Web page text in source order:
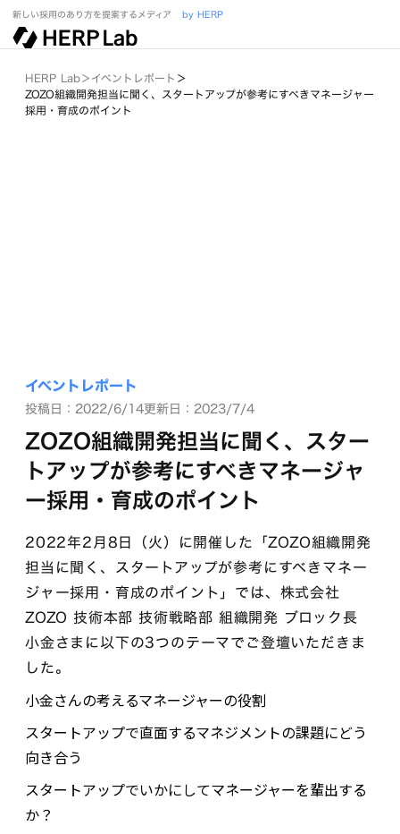
新しい採用のあり方を提案するメディア by HERP
HERP Lab＞イベントレポート ＞
ZOZO組織開発担当に聞く、スタートアップが参考にすべきマネージャー
採用・育成のポイント
イベントレポート
投稿日：2022/6/14更新日：2023/7/4
ZOZO組織開発担当に聞く、スター
トアップが参考にすべきマネージャ
ー採用・育成のポイント
2022年2月8日（火）に開催した「ZOZO組織開発
担当に聞く、スタートアップが参考にすべきマネー
ジャー採用・育成のポイント」では、株式会社
ZOZO 技術本部 技術戦略部 組織開発 ブロック長
小金さまに以下の3つのテーマでご登壇いただきま
した。
小金さんの考えるマネージャーの役割
スタートアップで直面するマネジメントの課題にどう
向き合う
スタートアップでいかにしてマネージャーを輩出する
か？